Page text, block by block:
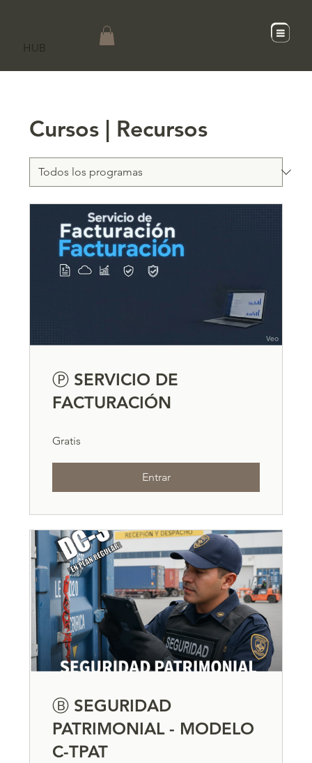
HUB
Cursos | Recursos
Ⓟ SERVICIO DE
FACTURACIÓN
Gratis
Entrar
Ⓑ SEGURIDAD
PATRIMONIAL - MODELO
C-TPAT